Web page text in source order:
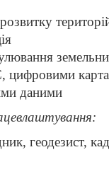
цифровими
даними
геодезист,